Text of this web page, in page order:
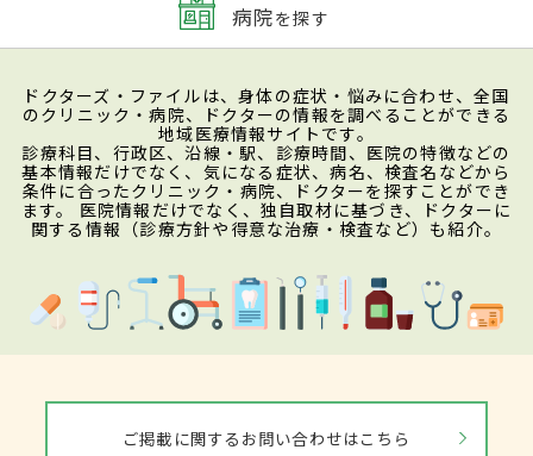
病院を探す
ドクターズ・ファイルは、身体の症状・悩みに合わせ、全国
のクリニック・病院、ドクターの情報を調べることができる
地域医療情報サイトです。
診療科目、行政区、沿線・駅、診療時間、医院の特徴などの
基本情報だけでなく、気になる症状、病名、検査名などから
条件に合ったクリニック・病院、ドクターを探すことができ
ます。 医院情報だけでなく、独自取材に基づき、ドクターに
関する情報（診療方針や得意な治療・検査など）も紹介。
ご掲載に関するお問い合わせはこちら